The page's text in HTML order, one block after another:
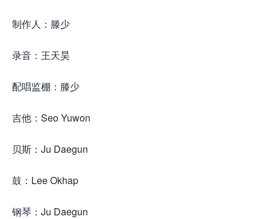
制作人：滕少
录音：王天昊
配唱监棚：滕少
吉他：Seo Yuwon
贝斯：Ju Daegun
鼓：Lee Okhap
钢琴：Ju Daegun